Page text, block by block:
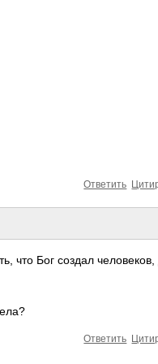
Ответить
что Бог создал чело­веков,
Ответить